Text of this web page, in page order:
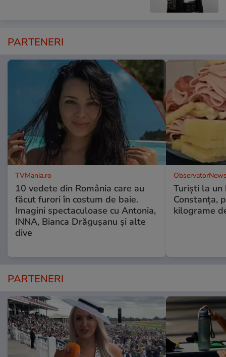
PARTENERI
TVMania.ro
10 vedete din România care au
făcut furori în costum de baie.
Imagini spectaculoase cu Antonia,
INNA, Bianca Drăgușanu și alte
dive
Turiști la
Constanța,
kilograme
PARTENERI